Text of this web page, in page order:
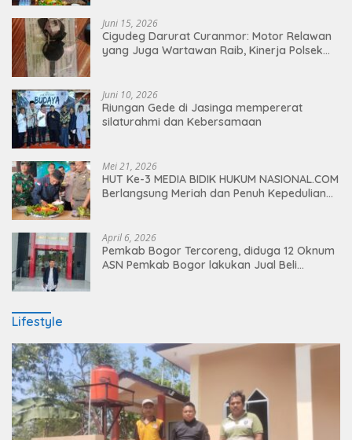
Juni 15, 2026
Cigudeg Darurat Curanmor: Motor Relawan
yang Juga Wartawan Raib, Kinerja Polsek
Juni 10, 2026
Riungan Gede di Jasinga mempererat
silaturahmi dan Kebersamaan
Mei 21, 2026
HUT Ke-3 MEDIA BIDIK HUKUM NASIONAL.COM
Berlangsung Meriah dan Penuh Kepedulian
April 6, 2026
Pemkab Bogor Tercoreng, diduga 12 Oknum
ASN Pemkab Bogor lakukan Jual Beli
Lifestyle